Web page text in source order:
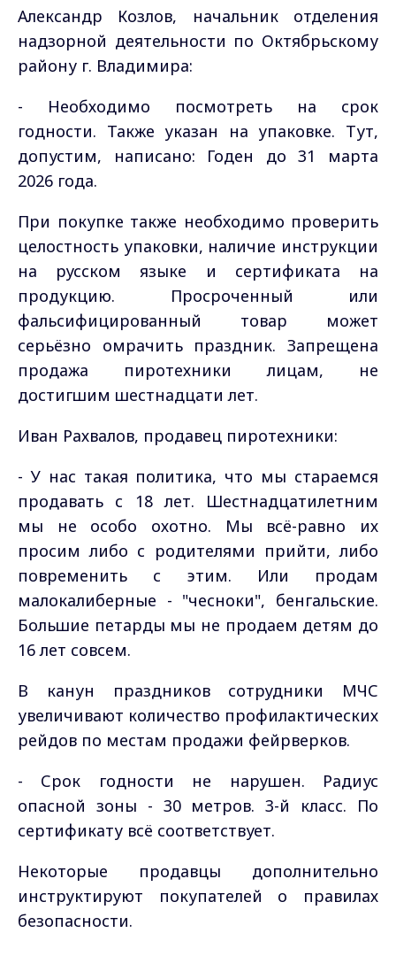
Александр Козлов, начальник отделения
надзорной деятельности по Октябрьскому
району г. Владимира:
- Необходимо посмотреть на срок
годности. Также указан на упаковке. Тут,
допустим, написано: Годен до 31 марта
2026 года.
При покупке также необходимо проверить
целостность упаковки, наличие инструкции
на русском языке и сертификата на
продукцию. Просроченный или
фальсифицированный товар может
серьёзно омрачить праздник. Запрещена
продажа пиротехники лицам, не
достигшим шестнадцати лет.
Иван Рахвалов, продавец пиротехники:
- У нас такая политика, что мы стараемся
продавать с 18 лет. Шестнадцатилетним
мы не особо охотно. Мы всё-равно их
просим либо с родителями прийти, либо
повременить с этим. Или продам
малокалиберные - "чесноки", бенгальские.
Большие петарды мы не продаем детям до
16 лет совсем.
В канун праздников сотрудники МЧС
увеличивают количество профилактических
рейдов по местам продажи фейрверков.
- Срок годности не нарушен. Радиус
опасной зоны - 30 метров. 3-й класс. По
сертификату всё соответствует.
Некоторые продавцы дополнительно
инструктируют покупателей о правилах
безопасности.